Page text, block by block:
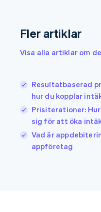
Fler artiklar
Visa alla artiklar om
Resultatbaserad
hur du kopplar
Prisiterationer:
sig för att öka
Vad är
appföretag
Indien
Irland
ItalianoEnglish
Japan
Kanada
EnglishFrançais
Kroatien
English
Lettland